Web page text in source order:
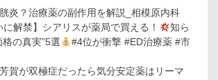
炎？治療薬の副作用を解説_相模原内科
に解禁】シアリスが薬局で買える！
知ら
の真実”5選
#4位が衝撃 #ED治療薬 #市
賀が双極症だったら気分安定薬はリーマ